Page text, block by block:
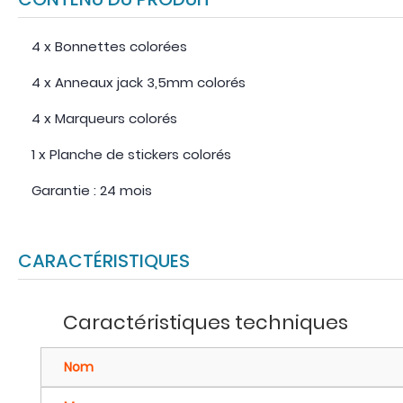
4 x Bonnettes colorées
4 x Anneaux jack 3,5mm colorés
4 x Marqueurs colorés
1 x Planche de stickers colorés
Garantie : 24 mois
CARACTÉRISTIQUES
Caractéristiques techniques
Nom